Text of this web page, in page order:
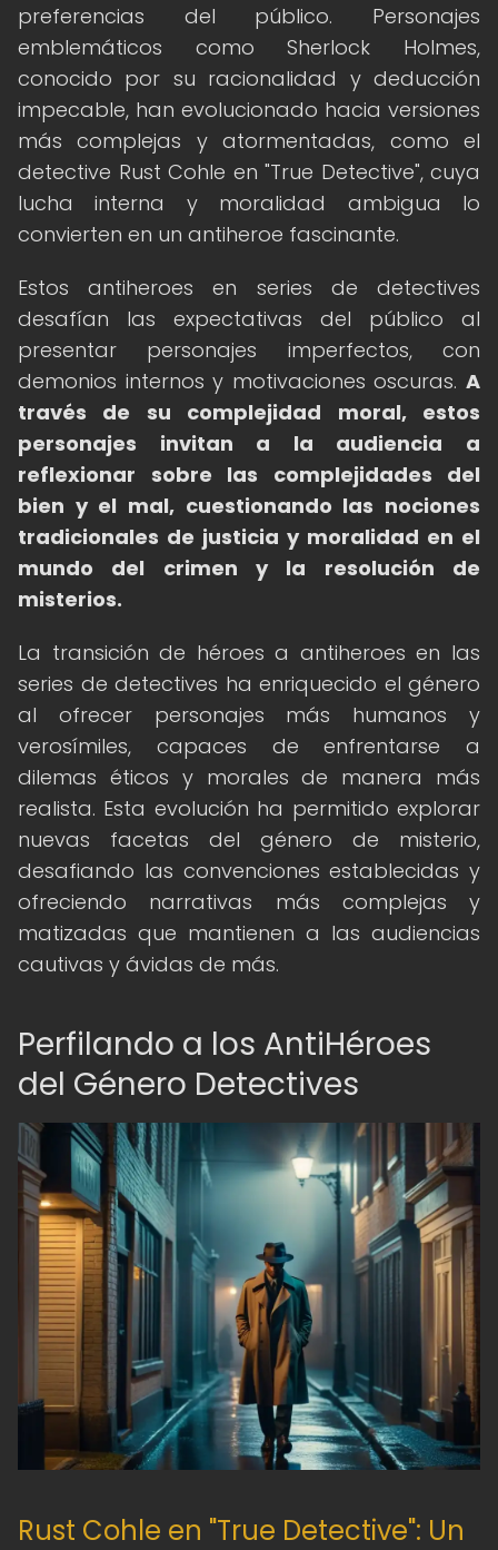
preferencias del público. Personajes
emblemáticos como Sherlock Holmes,
conocido por su racionalidad y deducción
impecable, han evolucionado hacia versiones
más complejas y atormentadas, como el
detective Rust Cohle en "True Detective", cuya
lucha interna y moralidad ambigua lo
convierten en un antiheroe fascinante.
Estos antiheroes en series de detectives
desafían las expectativas del público al
presentar personajes imperfectos, con
demonios internos y motivaciones oscuras. A
través de su complejidad moral, estos
personajes invitan a la audiencia a
reflexionar sobre las complejidades del
bien y el mal, cuestionando las nociones
tradicionales de justicia y moralidad en el
mundo del crimen y la resolución de
misterios.
La transición de héroes a antiheroes en las
series de detectives ha enriquecido el género
al ofrecer personajes más humanos y
verosímiles, capaces de enfrentarse a
dilemas éticos y morales de manera más
realista. Esta evolución ha permitido explorar
nuevas facetas del género de misterio,
desafiando las convenciones establecidas y
ofreciendo narrativas más complejas y
matizadas que mantienen a las audiencias
cautivas y ávidas de más.
Perfilando a los AntiHéroes
del Género Detectives
Rust Cohle en "True Detective": Un